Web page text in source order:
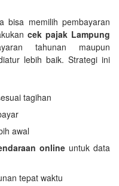
bisa memilih pembayaran
cek pajak Lampung
tahunan maupun
lebih baik. Strategi ini
tagihan
awal
online untuk data
tepat waktu